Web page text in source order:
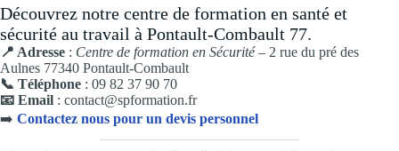
Découvrez notre centre de formation en santé et
sécurité au travail à Pontault-Combault 77.
📍 Adresse : Centre de formation en Sécurité – 2 rue du pré des
Aulnes 77340 Pontault-Combault
📞 Téléphone : 09 82 37 90 70
📧 Email : contact@spformation.fr
➡️ Contactez nous pour un devis personnel